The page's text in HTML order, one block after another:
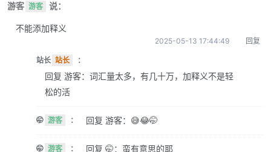
游客 游客 说：
不能添加释义
2025-05-13 17:44:49 回复
站长 站长 ：
回复 游客：词汇量太多，有几十万，加释义不是轻
松的活
🤭 游客 ： 回复 游客：😅😂🤭
🤭 游客 ： 回复 🤭：蛮有意思的耶